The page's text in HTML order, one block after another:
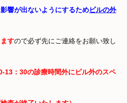
響が出ないようにするためビルの外
すので必ず先にご連絡をお願い致し
13：30の診療時間外にビル外のスペ